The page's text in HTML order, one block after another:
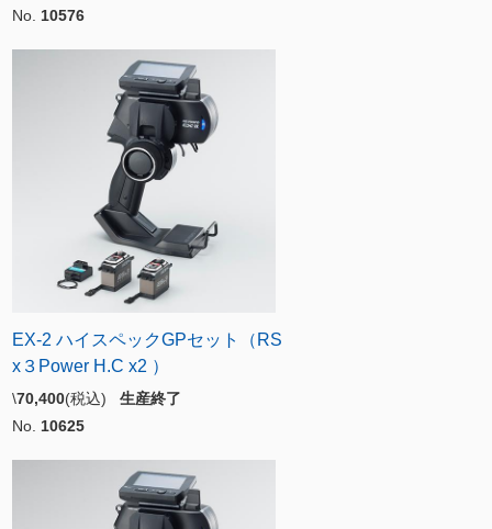
No. 10576
EX-2 ハイスペックGPセット（RS
x３Power H.C x2 ）
\70,400(税込) 生産終了
No. 10625